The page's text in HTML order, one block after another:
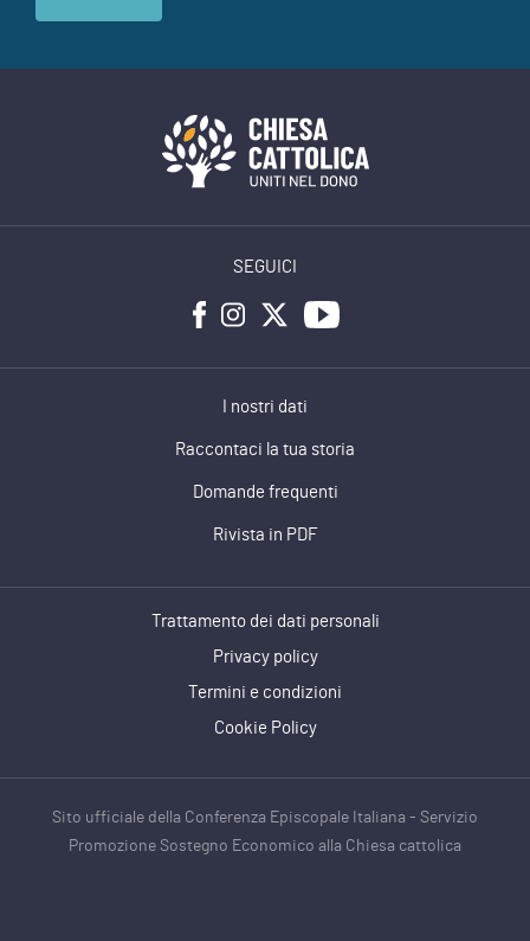
SEGUICI
I nostri dati
Raccontaci la tua storia
Domande frequenti
Rivista in PDF
Trattamento dei dati personali
Privacy policy
Termini e condizioni
Cookie Policy
Sito ufficiale della Conferenza Episcopale Italiana - Servizio
Promozione Sostegno Economico alla Chiesa cattolica